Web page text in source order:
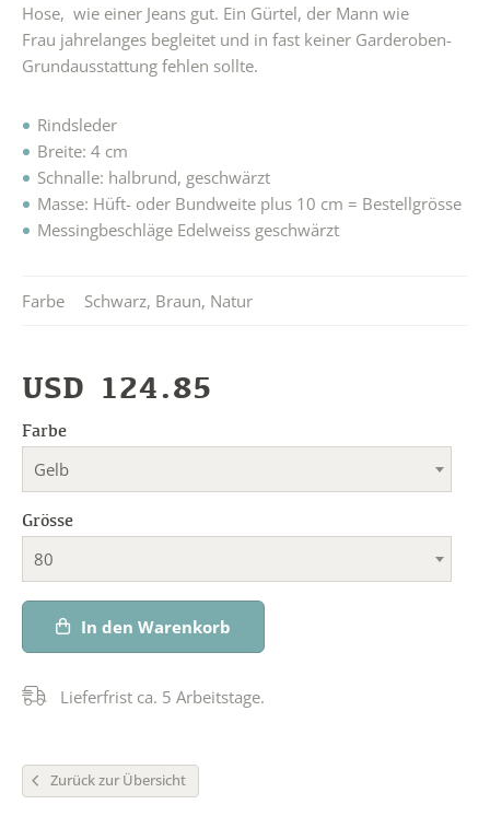
Hose, wie einer Jeans gut. Ein Gürtel, der Mann wie
Frau jahrelanges begleitet und in fast keiner Garderoben-
Grundausstattung fehlen sollte.
Rindsleder
Breite: 4 cm
Schnalle: halbrund, geschwärzt
Masse: Hüft- oder Bundweite plus 10 cm = Bestellgrösse
Messingbeschläge Edelweiss geschwärzt
Farbe Schwarz, Braun, Natur
USD 124.85
Farbe
Gelb
Grösse
80
In den Warenkorb
Lieferfrist ca. 5 Arbeitstage.
Zurück zur Übersicht